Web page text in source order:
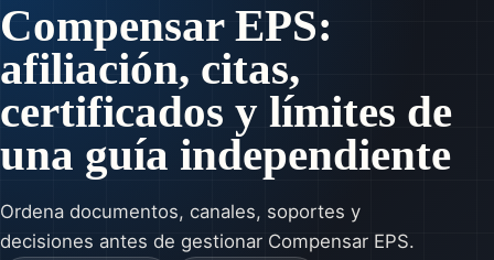
Compensar EPS:
afiliación, citas,
certificados y límites de
una guía independiente
Ordena documentos, canales, soportes y
decisiones antes de gestionar Compensar EPS.